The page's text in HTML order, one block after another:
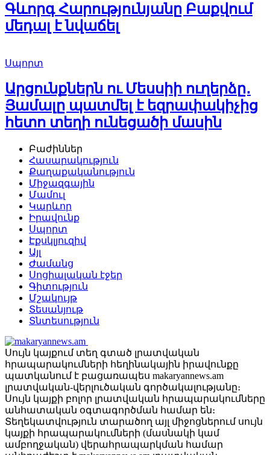
Գևորգ Հարությունյանը Բաքվում
մեդալ է նվաճել
Սպորտ
Արցունքներն ու Մեսսիի ուղերձը․
Յամալը պատմել է եզրափակիչից
հետո տեղի ունեցածի մասին
Բաժիններ
Հասարակություն
Քաղաքականություն
Միջազգային
Մամուլ
Կարևոր
Իրավունք
Սպորտ
Էքսկլյուզիվ
Այլ
Ժամանց
Սոցիալական էջեր
Գիտություն
Մշակույթ
Տեսանյութ
Տնտեսություն
Սույն կայքում տեղ գտած լրատվական
հրապարակումների հեղինակային իրավունքը
պատկանում է բացառապես makaryannews.am
լրատվական-վերլուծական գործակալությանը։
Սույն կայքի բոլոր լրատվական հրապարակումները
անհատական օգտագործման համար են։
Տեղեկատվություն տարածող այլ միջոցներում սույն
կայքի հրապարակումների (մասնակի կամ
ամբողջական) վերահրապարկման համար